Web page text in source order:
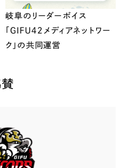
岐阜のリーダーボイス
「GIFU42メディアネットワー
ク」の共同運営